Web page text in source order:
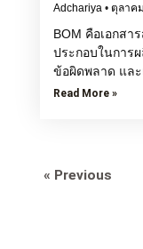
Adchariya ตุลาค
BOM คือเอกส
ประกอบในการ
ข้อผิดพลาด แล
Read More »
« Previous